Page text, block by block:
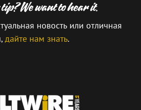
новость или отличная
дайте нам знать.